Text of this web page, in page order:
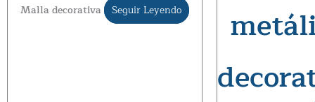
Malla decorativa Seguir Leyendo